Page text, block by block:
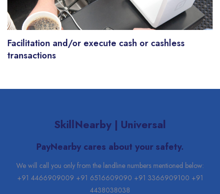
Facilitation and/or execute cash or cashless
transactions
SkillNearby | Universal
PayNearby cares about your safety.
We will call you only from the landline numbers mentioned below:
+91 4466909009 +91 6516609090 +91 3366909100 +91
4438038038